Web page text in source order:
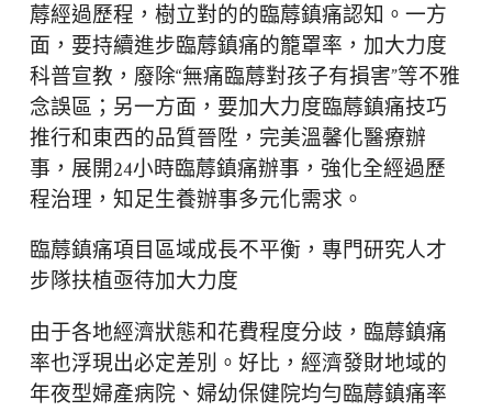
蓐經過歷程，樹立對的的臨蓐鎮痛認知。一方
面，要持續進步臨蓐鎮痛的籠罩率，加大力度
科普宣教，廢除“無痛臨蓐對孩子有損害”等不雅
念誤區；另一方面，要加大力度臨蓐鎮痛技巧
推行和東西的品質晉陞，完美溫馨化醫療辦
事，展開24小時臨蓐鎮痛辦事，強化全經過歷
程治理，知足生養辦事多元化需求。
臨蓐鎮痛項目區域成長不平衡，專門研究人才
步隊扶植亟待加大力度
由于各地經濟狀態和花費程度分歧，臨蓐鎮痛
率也浮現出必定差別。好比，經濟發財地域的
年夜型婦產病院、婦幼保健院均勻臨蓐鎮痛率